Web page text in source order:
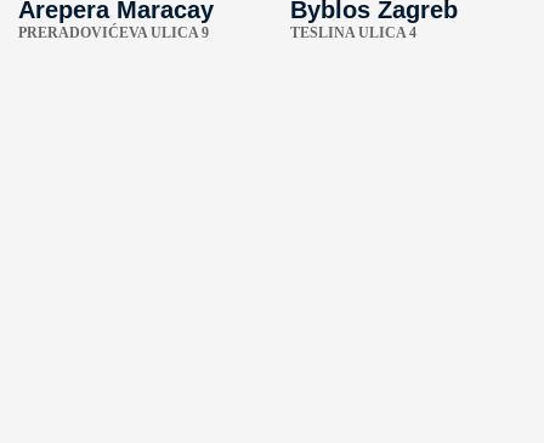
Arepera Maracay
PRERADOVIĆEVA ULICA 9
Byblos Zagreb
TESLINA ULICA 4